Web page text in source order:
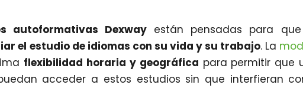
autoformativas Dexwayestán pensadas para que
el estudio de idiomas con su vida y su trabajo. La
flexibilidad horaria y geográfica para permitir que
acceder a estos estudios sin que interfieran